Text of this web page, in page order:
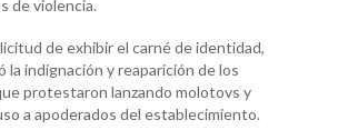
de violencia.
de exhibir el carné de identidad,
la indignación y reaparición de los
protestaron lanzando molotovs y
a apoderados del establecimiento.